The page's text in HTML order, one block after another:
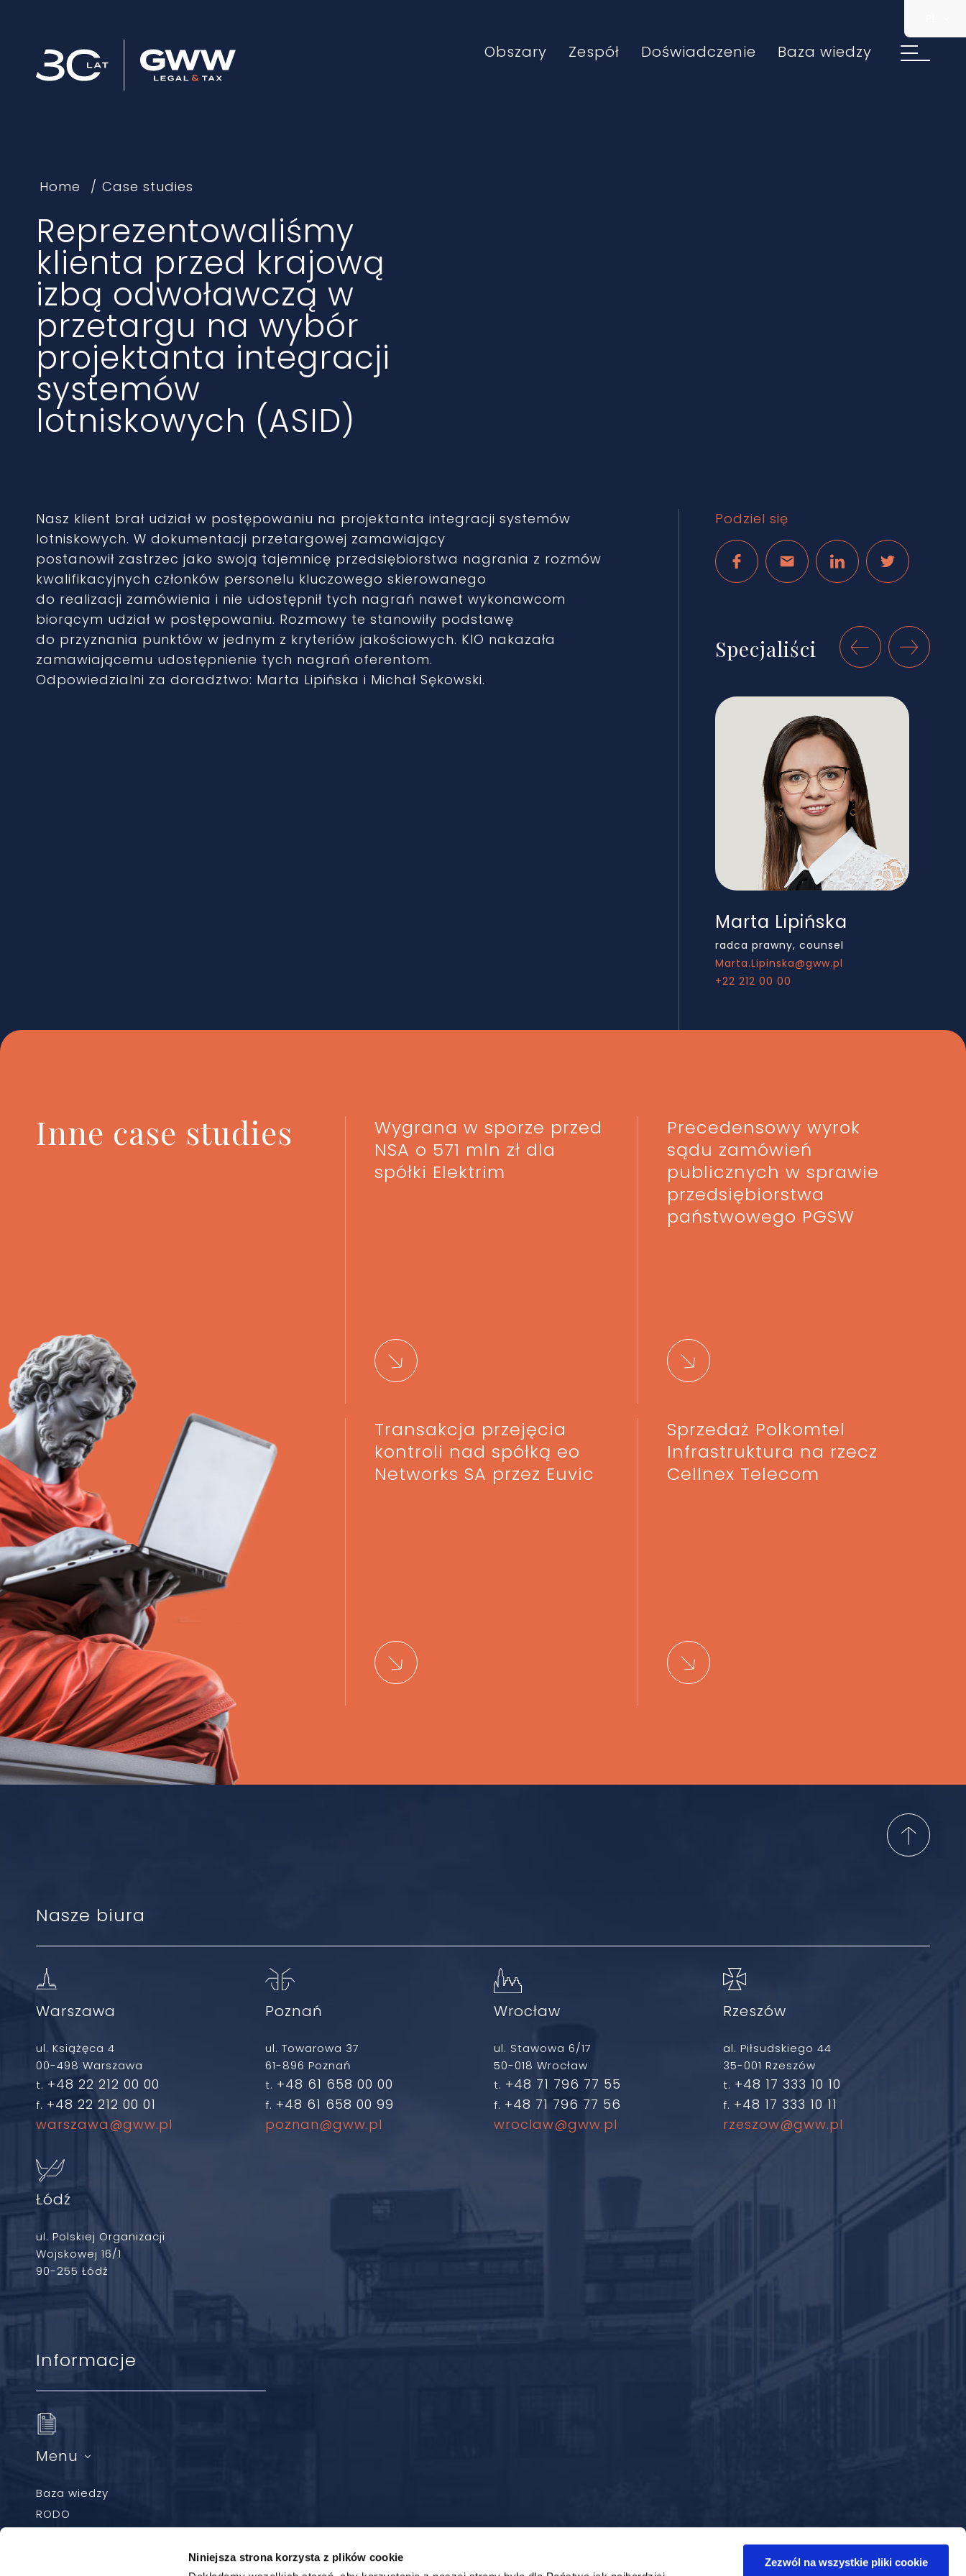
Niniejsza strona korzysta z plików cookie
Zezwól na wszystkie pliki cookie
Obszary Zespół Doświadczenie Baza wiedzy
Home Case studies
Reprezentowaliśmy
klienta przed krajową
izbą odwoławczą w
przetargu na wybór
projektanta integracji
systemów
lotniskowych (ASID)
Nasz klient brał udział w postępowaniu na projektanta integracji systemów
lotniskowych. W dokumentacji przetargowej zamawiający
postanowił zastrzec jako swoją tajemnicę przedsiębiorstwa nagrania z rozmów
kwalifikacyjnych członków personelu kluczowego skierowanego
do realizacji zamówienia i nie udostępnił tych nagrań nawet wykonawcom
biorącym udział w postępowaniu. Rozmowy te stanowiły podstawę
do przyznania punktów w jednym z kryteriów jakościowych. KIO nakazała
zamawiającemu udostępnienie tych nagrań oferentom.
Odpowiedzialni za doradztwo: Marta Lipińska i Michał Sękowski.
Podziel się
Specjaliści
Marta Lipińska
radca prawny, counsel
Marta.Lipinska@gww.pl
+22 212 00 00
Inne case studies
Wygrana w sporze przed
NSA o 571 mln zł dla
spółki Elektrim
Precedensowy wyrok
sądu zamówień
publicznych w sprawie
przedsiębiorstwa
państwowego PGSW
Transakcja przejęcia
kontroli nad spółką eo
Networks SA przez Euvic
Sprzedaż Polkomtel
Infrastruktura na rzecz
Cellnex Telecom
Nasze biura
Warszawa
ul. Książęca 4
00-498 Warszawa
t. +48 22 212 00 00
f. +48 22 212 00 01
warszawa@gww.pl
Poznań
ul. Towarowa 37
61-896 Poznań
t. +48 61 658 00 00
f. +48 61 658 00 99
poznan@gww.pl
Wrocław
ul. Stawowa 6/17
50-018 Wrocław
t. +48 71 796 77 55
f. +48 71 796 77 56
wroclaw@gww.pl
Rzeszów
al. Piłsudskiego 44
35-001 Rzeszów
t. +48 17 333 10 10
f. +48 17 333 10 11
rzeszow@gww.pl
Łódź
ul. Polskiej Organizacji
Wojskowej 16/1
90-255 Łódź
Informacje
Menu
Baza wiedzy
RODO